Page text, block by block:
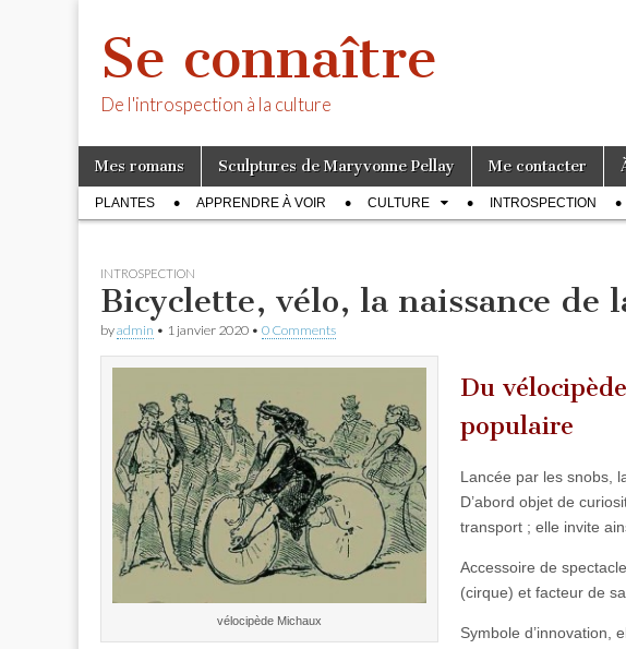
Se connaître
De l'introspection à la culture
Main
menu
Skip
content
Mes romans Sculptures de Maryvonne Pellay Me contacter
Sub
menu
PLANTES APPRENDRE À VOIR CULTURE INTROSPECTION
INTROSPECTION
Bicyclette, vélo, la naissance de
byadmin • 1 janvier 2020 • 0 Comments
vélocipède Michaux
Du
populaire
Lancée par les snobs,
D’abord objet de
transport ; elle invite
Accessoire de spectacle
(cirque) et facteur de
Symbole d’innovation,